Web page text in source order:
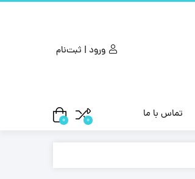
ورود | ثبت‌نام
تماس با ما 0
0